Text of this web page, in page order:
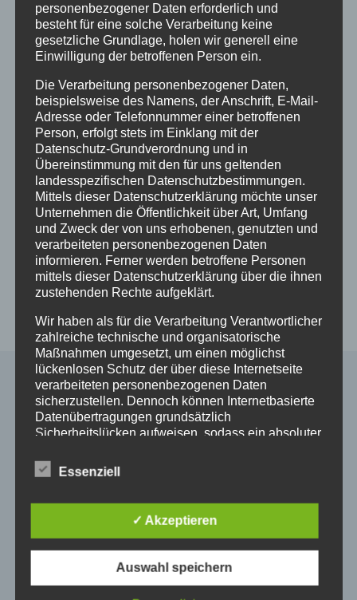
CURA SPORT TENDON
69,99€ Enthält 7% Mehrwertsteuer zzgl.
Lieferzeit: sofort lieferbar
In den Warenkorb Details
Alle Shop Infos
Widerruf erklären
AGB
Impressum
Datenschutzerklärung
personenbezogener Daten erforderlich und
besteht für eine solche Verarbeitung keine
gesetzliche Grundlage, holen wir generell eine
Einwilligung der betroffenen Person ein.
Die Verarbeitung personenbezogener Daten,
beispielsweise des Namens, der Anschrift, E-Mail-
Adresse oder Telefonnummer einer betroffenen
Person, erfolgt stets im Einklang mit der
Datenschutz-Grundverordnung und in
Übereinstimmung mit den für uns geltenden
landesspezifischen Datenschutzbestimmungen.
Mittels dieser Datenschutzerklärung möchte unser
Unternehmen die Öffentlichkeit über Art, Umfang
und Zweck der von uns erhobenen, genutzten und
verarbeiteten personenbezogenen Daten
informieren. Ferner werden betroffene Personen
mittels dieser Datenschutzerklärung über die ihnen
zustehenden Rechte aufgeklärt.
Wir haben als für die Verarbeitung Verantwortlicher
zahlreiche technische und organisatorische
Maßnahmen umgesetzt, um einen möglichst
lückenlosen Schutz der über diese Internetseite
verarbeiteten personenbezogenen Daten
sicherzustellen. Dennoch können Internetbasierte
Datenübertragungen grundsätzlich
Sicherheitslücken aufweisen, sodass ein absoluter
diesem Grund steht es jeder betroffenen Person
frei, personenbezogene Daten auch auf
Begriffsbestimmungen
Die Datenschutzerklärung beruht auf den
Essenziell
✓ Akzeptieren
Auswahl speichern